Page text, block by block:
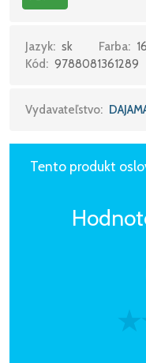
sever
časové rozvrhy a
mapové výrezy so
plus veľká turistická mapa
Jazyk: sk Farba:
Kód: 9788081361289
Vydavateľstvo:
Tento produkt